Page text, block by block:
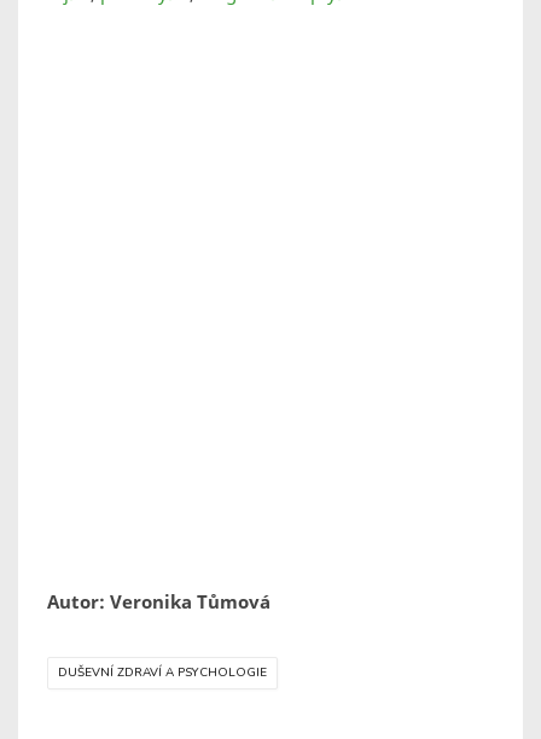
Autor: Veronika Tůmová
DUŠEVNÍ ZDRAVÍ A PSYCHOLOGIE